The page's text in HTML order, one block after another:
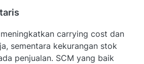
carrying cost dan
sementara kekurangan stok
penjualan. SCM yang baik